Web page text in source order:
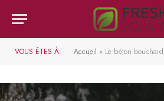
VOUS ÊTES À: Accueil » Le béton bouchardé : coûts,